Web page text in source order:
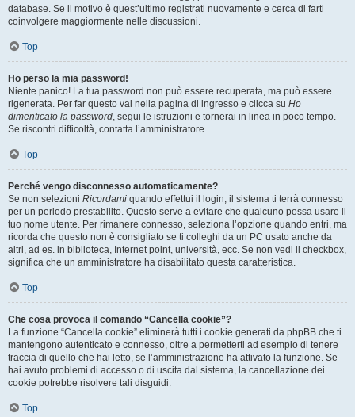
database. Se il motivo è quest’ultimo registrati nuovamente e cerca di farti
coinvolgere maggiormente nelle discussioni.
Top
Ho perso la mia password!
Niente panico! La tua password non può essere recuperata, ma può essere
rigenerata. Per far questo vai nella pagina di ingresso e clicca su Ho
dimenticato la password, segui le istruzioni e tornerai in linea in poco tempo.
Se riscontri difficoltà, contatta l’amministratore.
Top
Perché vengo disconnesso automaticamente?
Se non selezioni Ricordami quando effettui il login, il sistema ti terrà connesso
per un periodo prestabilito. Questo serve a evitare che qualcuno possa usare il
tuo nome utente. Per rimanere connesso, seleziona l’opzione quando entri, ma
ricorda che questo non è consigliato se ti colleghi da un PC usato anche da
altri, ad es. in biblioteca, Internet point, università, ecc. Se non vedi il checkbox,
significa che un amministratore ha disabilitato questa caratteristica.
Top
Che cosa provoca il comando “Cancella cookie”?
La funzione “Cancella cookie” eliminerà tutti i cookie generati da phpBB che ti
mantengono autenticato e connesso, oltre a permetterti ad esempio di tenere
traccia di quello che hai letto, se l’amministrazione ha attivato la funzione. Se
hai avuto problemi di accesso o di uscita dal sistema, la cancellazione dei
cookie potrebbe risolvere tali disguidi.
Top